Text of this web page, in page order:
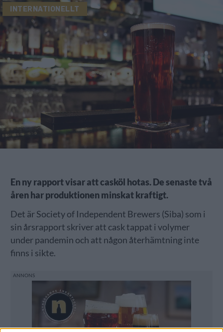
INTERNATIONELLT
En ny rapport visar att casköl hotas. De senaste två
åren har produktionen minskat kraftigt.
Det är Society of Independent Brewers (Siba) som i
sin årsrapport skriver att cask tappat i volymer
under pandemin och att någon återhämtning inte
finns i sikte.